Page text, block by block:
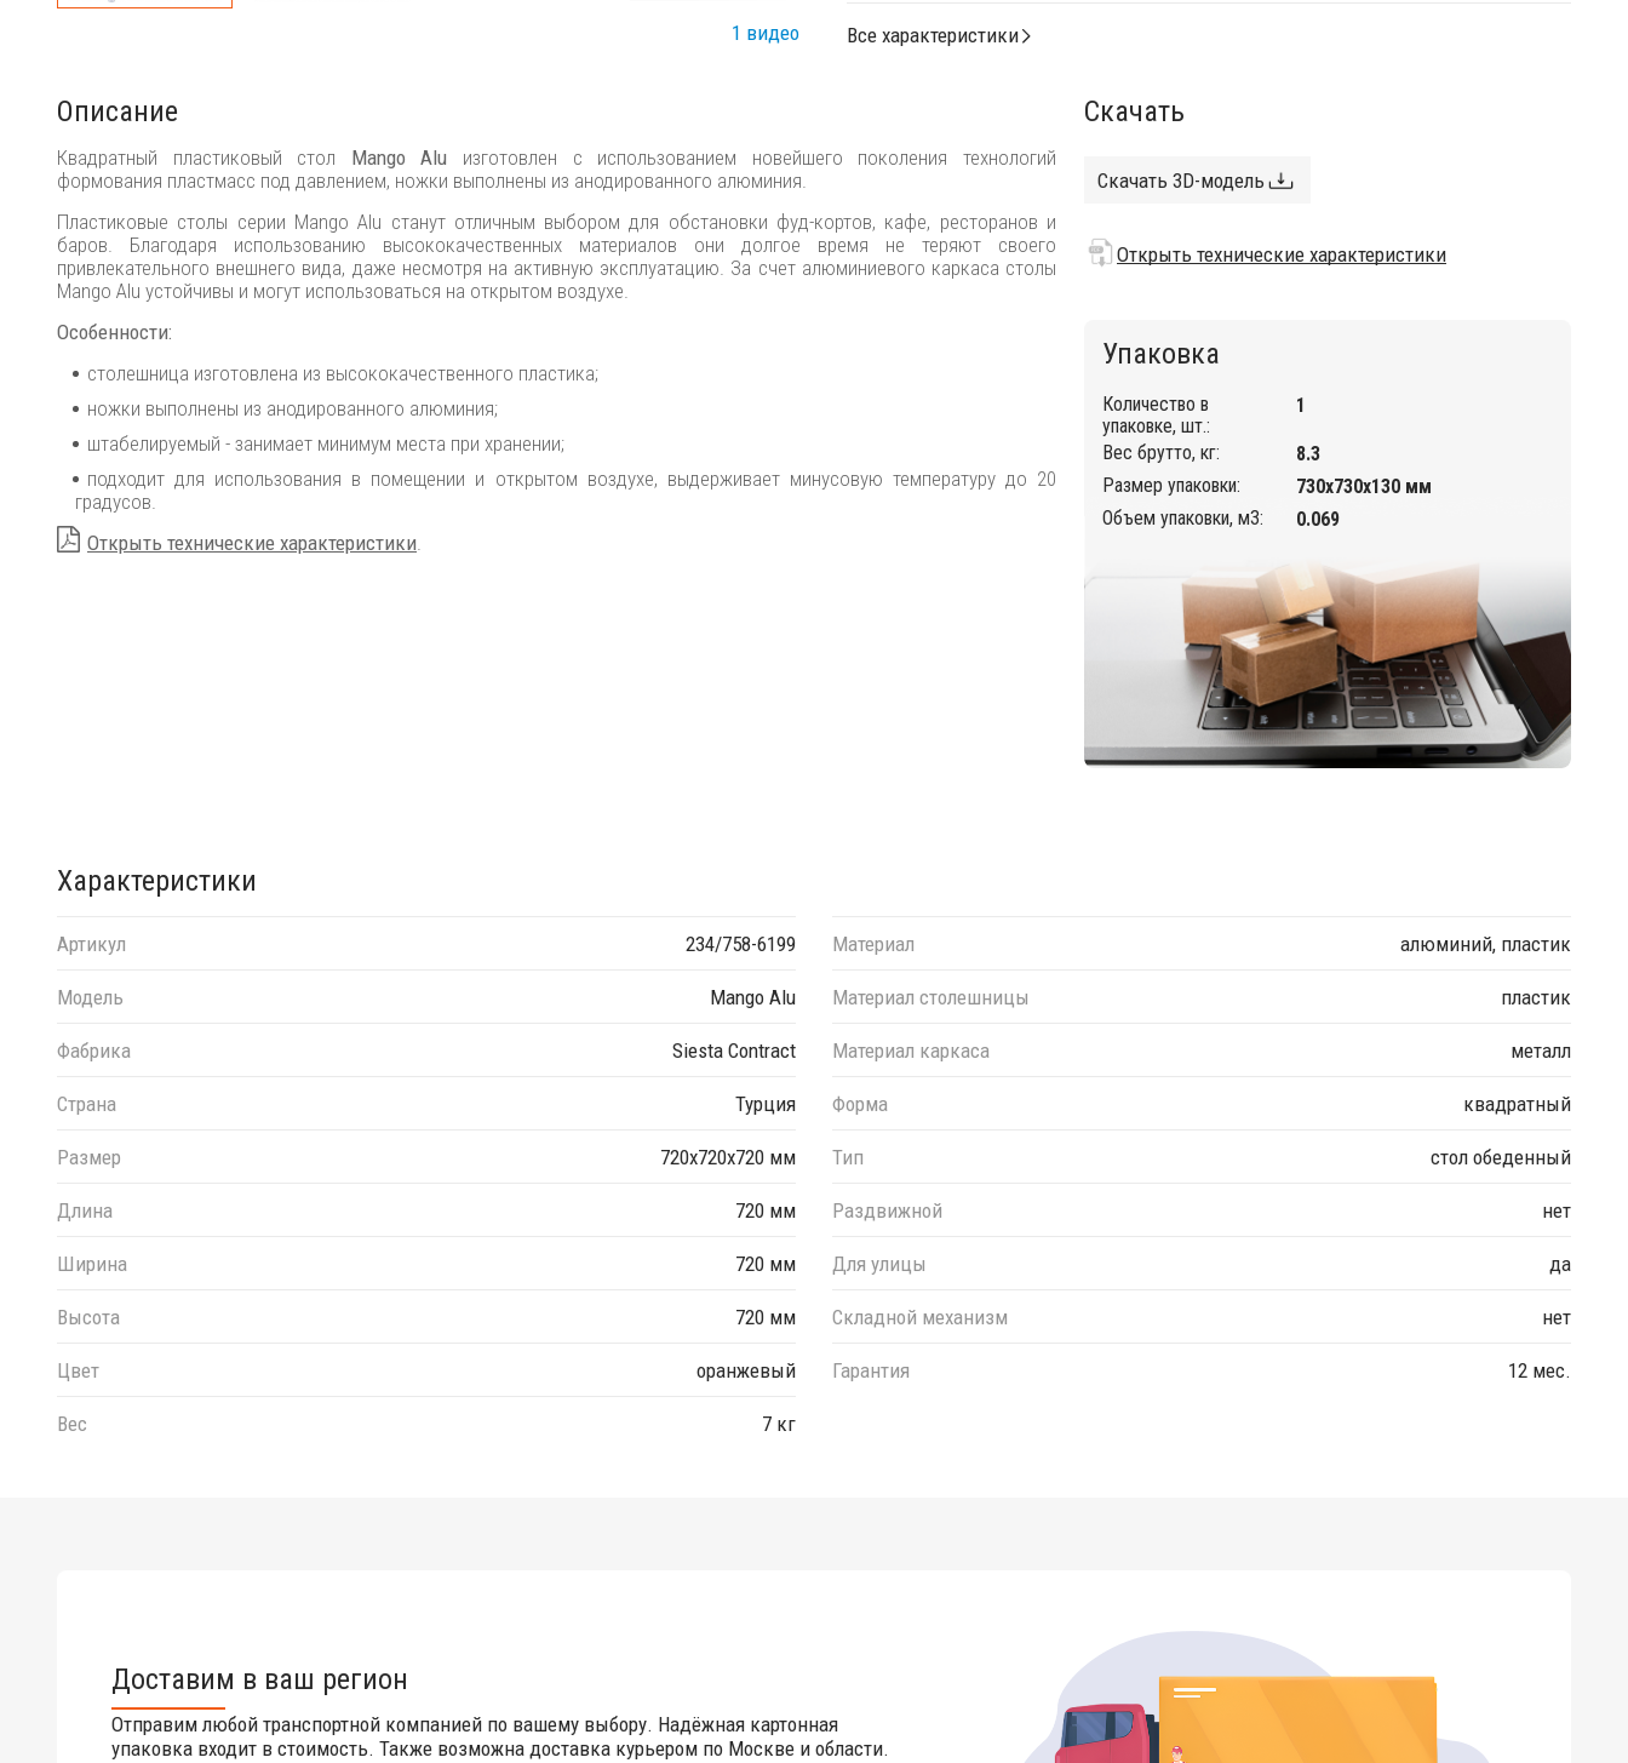
1 видео Все характеристики
Описание
Квадратный пластиковый стол Mango Alu изготовлен с использованием новейшего поколения технологий
формования пластмасс под давлением, ножки выполнены из анодированного алюминия.
Пластиковые столы серии Mango Alu станут отличным выбором для обстановки фуд-кортов, кафе, ресторанов и
баров. Благодаря использованию высококачественных материалов они долгое время не теряют своего
привлекательного внешнего вида, даже несмотря на активную эксплуатацию. За счет алюминиевого каркаса столы
Mango Alu устойчивы и могут использоваться на открытом воздухе.
Особенности:
столешница изготовлена из высококачественного пластика;
ножки выполнены из анодированного алюминия;
штабелируемый - занимает минимум места при хранении;
подходит для использования в помещении и открытом воздухе, выдерживает минусовую температуру до 20
градусов.
Открыть технические характеристики.
Скачать
Скачать 3D-модель
Открыть технические характеристики
Упаковка
Количество в
упаковке, шт.:
1
Вес брутто, кг:
8.3
Размер упаковки:
730х730х130 мм
Объем упаковки, м3:
0.069
Характеристики
Артикул 234/758-6199
Модель Mango Alu
Фабрика Siesta Contract
Страна Турция
Размер 720х720х720 мм
Длина 720 мм
Ширина 720 мм
Высота 720 мм
Цвет оранжевый
Вес 7 кг
Материал алюминий, пластик
Материал столешницы пластик
Материал каркаса металл
Форма квадратный
Тип стол обеденный
Раздвижной нет
Для улицы да
Складной механизм нет
Гарантия 12 мес.
Доставим в ваш регион
Отправим любой транспортной компанией по вашему выбору. Надёжная картонная
упаковка входит в стоимость. Также возможна доставка курьером по Москве и области.